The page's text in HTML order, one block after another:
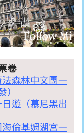
卷
法森林中文團一
）
日遊（慕尼黑出
海倫基姆湖宮一